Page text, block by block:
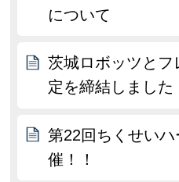
について
茨城ロボッツとフ
定を締結しました
第22回ちくせい
催！！